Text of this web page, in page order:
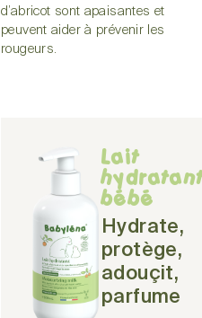
d’abricot sont apaisantes et
peuvent aider à prévenir les
rougeurs.
Lait
bébé
Hydrate,
protège,
adouçit,
parfume